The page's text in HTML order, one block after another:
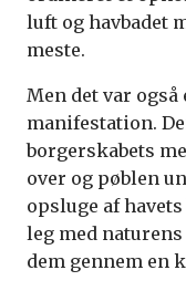
luft og havbadet
meste.
Men det var
manifestation.
borgerskabets
over og pøblen
opsluge af
leg med
dem gennem en